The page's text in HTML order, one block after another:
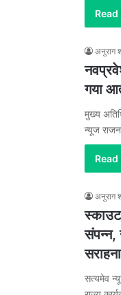
अनुराग
गया
मुख्य
न्यूज
अनुराग
संपन्न,
सराहना
सत्यमेव